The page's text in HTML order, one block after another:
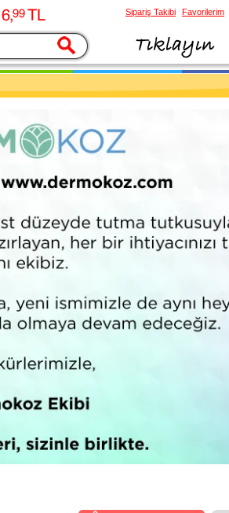
Sipariş Takibi Favorilerim